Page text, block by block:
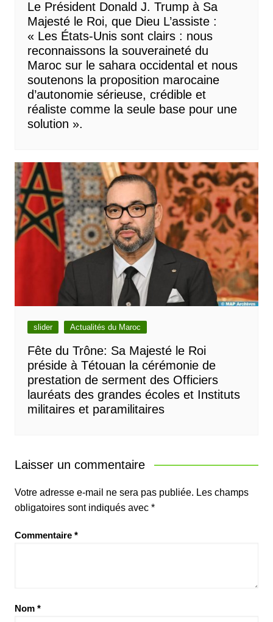
Le Président Donald J. Trump à Sa
Majesté le Roi, que Dieu L’assiste :
« Les États-Unis sont clairs : nous
reconnaissons la souveraineté du
Maroc sur le sahara occidental et nous
soutenons la proposition marocaine
d’autonomie sérieuse, crédible et
réaliste comme la seule base pour une
solution ».
slider Actualités du Maroc
Fête du Trône: Sa Majesté le Roi
préside à Tétouan la cérémonie de
prestation de serment des Officiers
lauréats des grandes écoles et Instituts
militaires et paramilitaires
Laisser un commentaire
Votre adresse e-mail ne sera pas publiée. Les champs
obligatoires sont indiqués avec *
Commentaire *
Nom *